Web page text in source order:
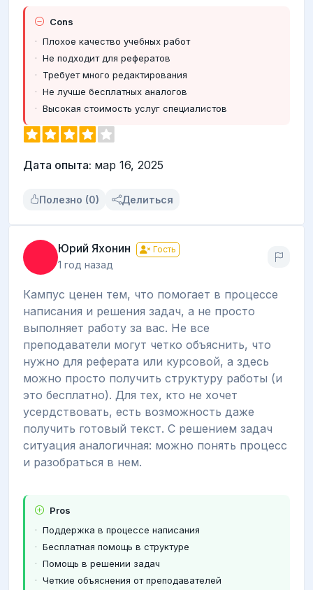
Cons
Плохое качество учебных работ
Не подходит для рефератов
Требует много редактирования
Не лучше бесплатных аналогов
Высокая стоимость услуг специалистов
Дата опыта: мар 16, 2025
Полезно (0) Делиться
Юрий Яхонин Гость
1 год назад
Кампус ценен тем, что помогает в процессе
написания и решения задач, а не просто
выполняет работу за вас. Не все
преподаватели могут четко объяснить, что
нужно для реферата или курсовой, а здесь
можно просто получить структуру работы (и
это бесплатно). Для тех, кто не хочет
усердствовать, есть возможность даже
получить готовый текст. С решением задач
ситуация аналогичная: можно понять процесс
и разобраться в нем.
Pros
Поддержка в процессе написания
Бесплатная помощь в структуре
Помощь в решении задач
Четкие объяснения от преподавателей